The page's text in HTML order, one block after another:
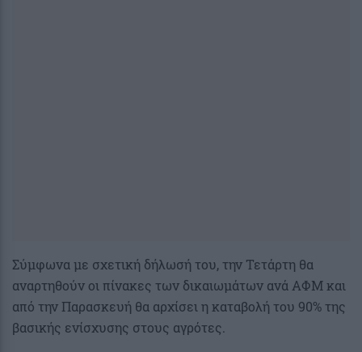
Σύμφωνα με σχετική δήλωσή του, την Τετάρτη θα
αναρτηθούν οι πίνακες των δικαιωμάτων ανά ΑΦΜ και
από την Παρασκευή θα αρχίσει η καταβολή του 90% της
βασικής ενίσχυσης στους αγρότες.